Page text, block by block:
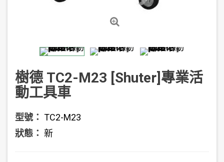
樹德 TC2-M23 [Shuter]專業活
動工具車
型號： TC2-M23
狀態： 新